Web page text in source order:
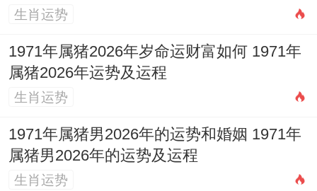
生肖运势
1971年属猪2026年岁命运财富如何 1971年
属猪2026年运势及运程
生肖运势
1971年属猪男2026年的运势和婚姻 1971年
属猪男2026年的运势及运程
生肖运势